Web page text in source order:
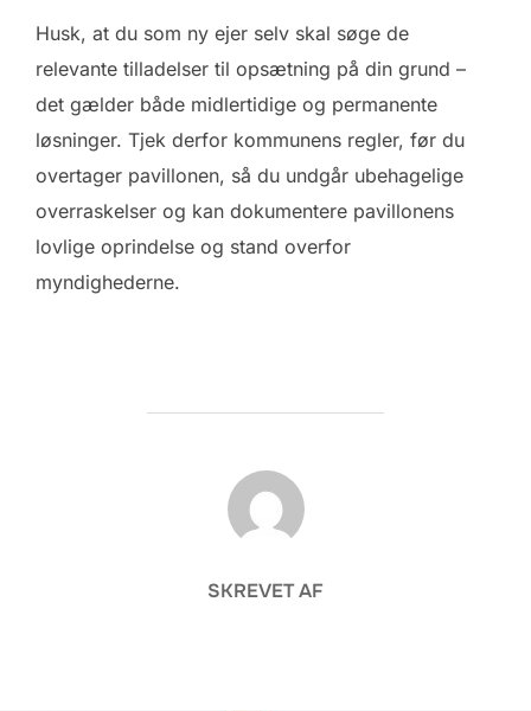
Husk, at du som ny ejer selv skal søge de
relevante tilladelser til opsætning på din grund –
det gælder både midlertidige og permanente
løsninger. Tjek derfor kommunens regler, før du
overtager pavillonen, så du undgår ubehagelige
overraskelser og kan dokumentere pavillonens
lovlige oprindelse og stand overfor
myndighederne.
FORFATTER
SKREVET AF